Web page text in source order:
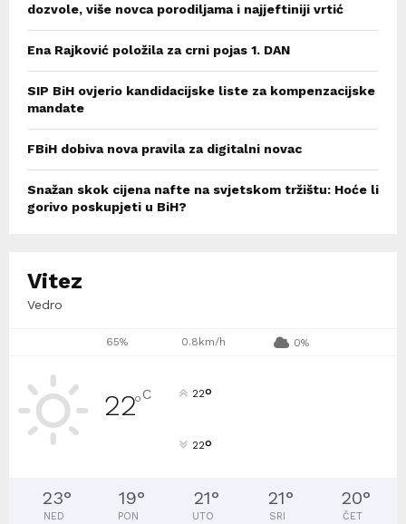
dozvole, više novca porodiljama i najjeftiniji vrtić
Ena Rajković položila za crni pojas 1. DAN
SIP BiH ovjerio kandidacijske liste za kompenzacijske
mandate
FBiH dobiva nova pravila za digitalni novac
Snažan skok cijena nafte na svjetskom tržištu: Hoće li
gorivo poskupjeti u BiH?
Vitez
Vedro
65% 0.8km/h 0%
22°C 22°
22°
23°
NED
19°
PON
21°
UTO
21°
SRI
20°
ČET